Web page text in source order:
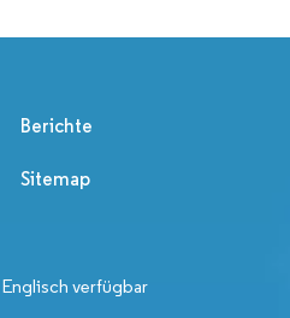
Berichte
Sitemap
verfügbar